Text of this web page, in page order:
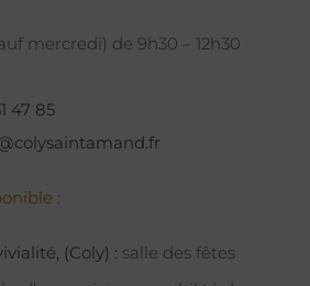
mercredi) de 9h30 – 12h30
47 85
:
(Coly) : salle des fêtes